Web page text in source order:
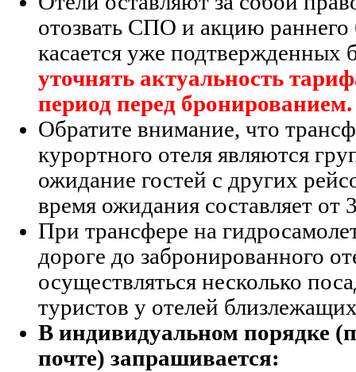
отозвать СПО и акцию
касается уже подтвержденных
уточнять актуальность
период перед бронированием.
Обратите внимание, что
курортного отеля являются
ожидание гостей с других
время ожидания составляет от
При трансфере на
дороге до забронированного
осуществляться несколько
туристов у отелей
В индивидуальном порядке
почте) запрашивается: